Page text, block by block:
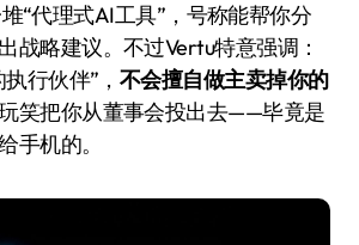
“代理式AI工具”，号称能帮你分
战略建议。不过Vertu特意强调：
行伙伴”， 不会擅自做主卖掉你的
玩笑把你从董事会投出去——毕竟是
手机的。